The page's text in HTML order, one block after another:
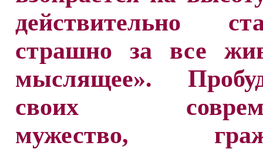
действительно
страшно за все
мыслящее».
своих
мужество,